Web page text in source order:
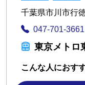
千葉県市川市行
047-701-3661
東京メトロ
こんな人におす